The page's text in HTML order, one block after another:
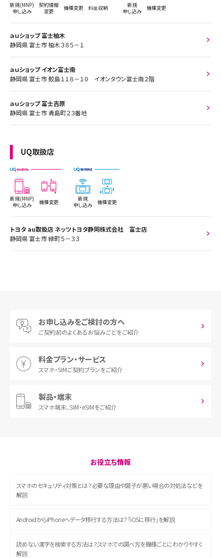
新規(MNP)
申し込み
契約情報
変更
機種変更 料金収納
新規
申し込み
機種変更
ａｕショップ 富士柚木
静岡県 富士市 柚木３８５－１
ａｕショップ イオン富士南
静岡県 富士市 鮫島１１８－１０ イオンタウン富士南２階
ａｕショップ 富士吉原
静岡県 富士市 青島町２３番地
UQ取扱店
新規(MNP)
申し込み
機種変更
新規
申し込み
機種変更
トヨタ au取扱店 ネッツトヨタ静岡株式会社 富士店
静岡県 富士市 緑町５－３３
お申し込みをご検討の方へ
ご契約前のよくあるお悩みごとをご紹介
料金プラン・サービス
スマホ・SIMご契約プランをご紹介
製品・端末
スマホ端末、SIM・eSIMをご紹介
お役立ち情報
スマホのセキュリティ対策とは？必要な理由や調子が悪い場合の対処法などを
解説
AndroidからiPhoneへデータ移行する方法は？「iOSに移行」を解説
読めない漢字を検索する方法は？スマホでの調べ方を機種ごとにわかりやすく
解説